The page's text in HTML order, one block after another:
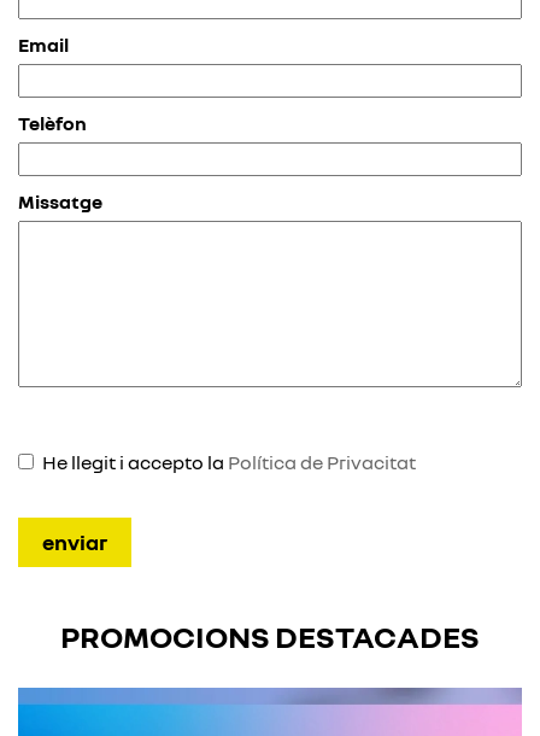
Email
Telèfon
Missatge
He llegit i accepto la Política de Privacitat
PROMOCIONS DESTACADES